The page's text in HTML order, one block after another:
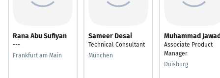
Rana Abu Sufiyan
---
Frankfurt am Main
Sameer Desai
Technical Consultant
München
Muhammad
Associate Product
Manager
Duisburg